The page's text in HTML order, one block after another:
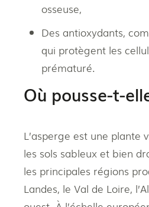
osseuse,
Des antioxydants,
qui protègent les
prématuré.
Où pousse-t-
L’asperge est une plante
les sols sableux et bien
les principales régions
Landes, le Val de Loire,